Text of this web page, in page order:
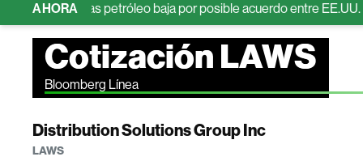
Bloomberg
AHORA
mientras petróleo baja por posible acuerdo entre EE.UU. e Irán
Cotización LAWS
Bloomberg Línea
Distribution Solutions Group Inc
LAWS